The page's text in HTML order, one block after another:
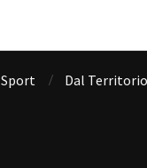
Sport Dal Territorio